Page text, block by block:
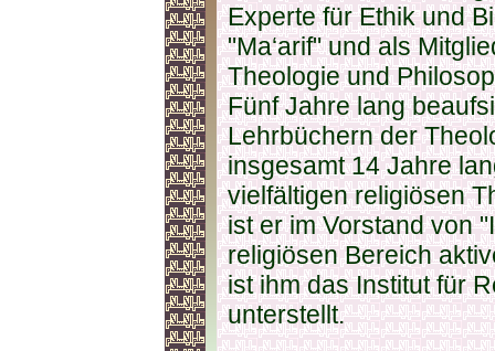
Experte für Ethik und
"Ma‘arif" und als
Theologie und
Fünf Jahre lang
Lehrbüchern der
insgesamt 14 Jahre
vielfältigen religiösen
ist er im Vorstand von
religiösen Bereich
ist ihm das Institut für
unterstellt.